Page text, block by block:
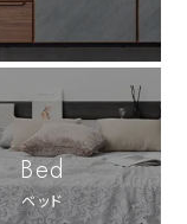
Bed
ベッド